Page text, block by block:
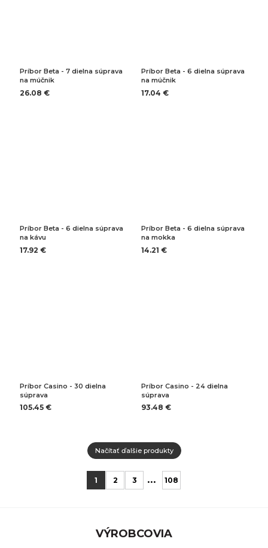
Príbor Beta - 7 dielna súprava
na múčnik
26.08 €
Príbor Beta - 6 dielna súprava
na múčnik
17.04 €
Príbor Beta - 6 dielna súprava
na kávu
17.92 €
Príbor Beta - 6 dielna súprava
na mokka
14.21 €
Príbor Casino - 30 dielna
súprava
105.45 €
Príbor Casino - 24 dielna
súprava
93.48 €
Načítať ďalšie produkty
1 2 3 ... 108
VÝROBCOVIA